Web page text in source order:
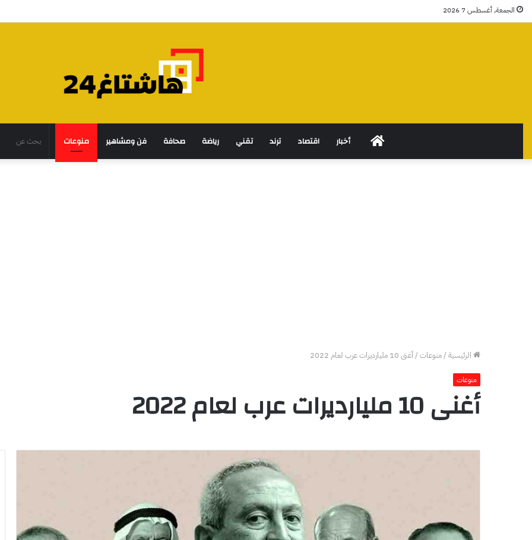
الجمعة, أغسطس 7 2026
الرئيسيةأخبار اقتصاد ترند تقني رياضة صحافة فن ومشاهير منوعات
الرئيسية/منوعات/أغنى 10 مليارديرات عرب لعام 2022
منوعات
أغنى 10 مليارديرات عرب لعام 2022